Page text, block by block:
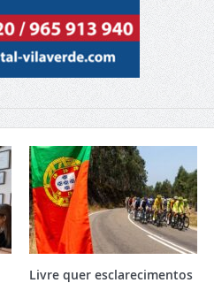
Livre quer esclarecimentos